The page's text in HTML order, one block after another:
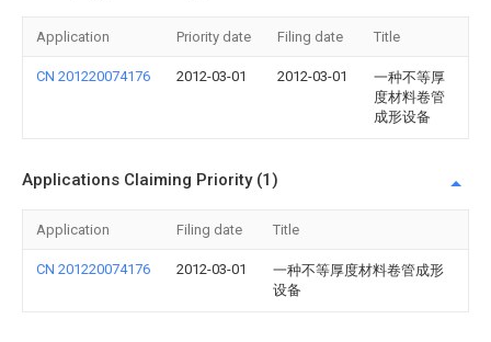
Application Priority date Filing date Title
CN 201220074176 2012-03-01 2012-03-01
一种不等厚
度材料卷管
成形设备
Applications Claiming Priority (1)
Application Filing date Title
CN 201220074176 2012-03-01
一种不等厚度材料卷管成形
设备